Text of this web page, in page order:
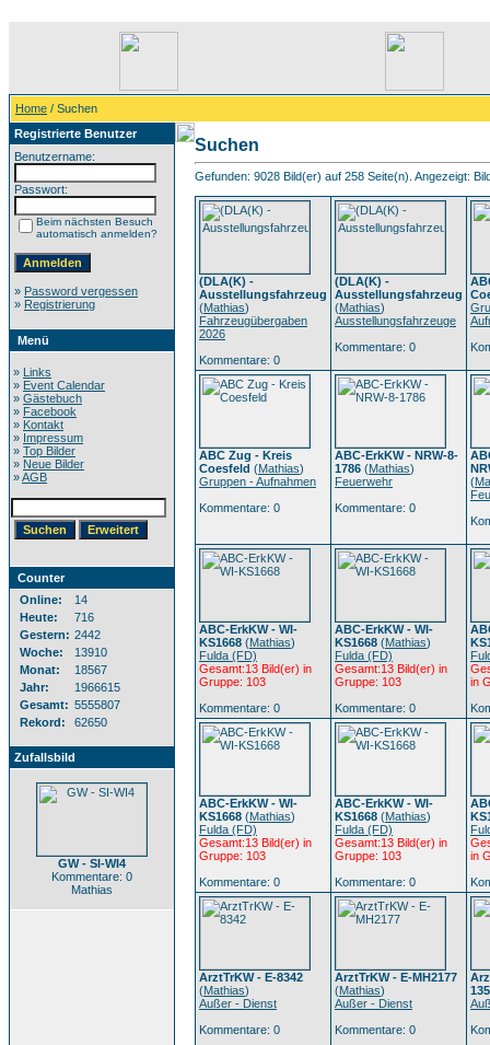
Home / Suchen
Registrierte Benutzer
Benutzername:
Passwort:
Beim nächsten Besuch
automatisch anmelden?
» Password vergessen
» Registrierung
Menü
» Links
» Event Calendar
» Gästebuch
» Facebook
» Kontakt
» Impressum
» Top Bilder
» Neue Bilder
»AGB
Counter
Online:
14
Heute:
716
Gestern: 2442
Woche:
13910
Monat:
18567
Jahr:
1966615
Gesamt: 5555807
Rekord:
62650
Zufallsbild
GW - SI-WI4
Kommentare: 0
Mathias
Suchen
Gefunden: 9028 Bild(er) auf 258 Seite(n). Angezeigt:
(DLA(K) -
Ausstellungsfahrzeug
(Mathias)
Fahrzeugübergaben
2026
Kommentare: 0
(DLA(K) -
Ausstellungsfahrzeug
(Mathias)
Ausstellungsfahrzeuge
Kommentare: 0
ABC Zug - Kreis
Coesfeld (Mathias)
Gruppen - Aufnahmen
Kommentare: 0
ABC-ErkKW - NRW-8-
1786 (Mathias)
Feuerwehr
Kommentare: 0
(
ABC-ErkKW - WI-
KS1668 (Mathias)
Fulda (FD)
Gesamt:13 Bild(er) in
Gruppe: 103
Kommentare: 0
ABC-ErkKW - WI-
KS1668 (Mathias)
Fulda (FD)
Gesamt:13 Bild(er) in
Gruppe: 103
Kommentare: 0
in
ABC-ErkKW - WI-
KS1668 (Mathias)
Fulda (FD)
Gesamt:13 Bild(er) in
Gruppe: 103
Kommentare: 0
ABC-ErkKW - WI-
KS1668 (Mathias)
Fulda (FD)
Gesamt:13 Bild(er) in
Gruppe: 103
Kommentare: 0
in
ArztTrKW - E-8342
(Mathias)
Außer - Dienst
Kommentare: 0
ArztTrKW - E-MH2177
(Mathias)
Außer - Dienst
Kommentare: 0